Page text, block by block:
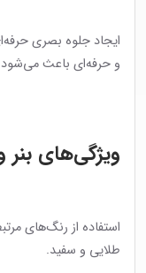
ایجاد جلوه بصری
و حرفه‌ای باعث می‌شود
ویژگی‌های بنر
استفاده از رنگ‌های
طلایی و سفید.